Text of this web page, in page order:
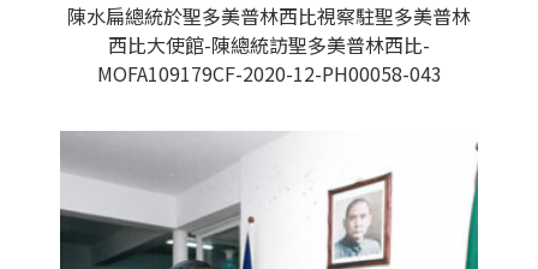
陳水扁總統於聖多美普林西比視察駐聖多美普林
西比大使館-陳總統訪聖多美普林西比-
MOFA109179CF-2020-12-PH00058-043